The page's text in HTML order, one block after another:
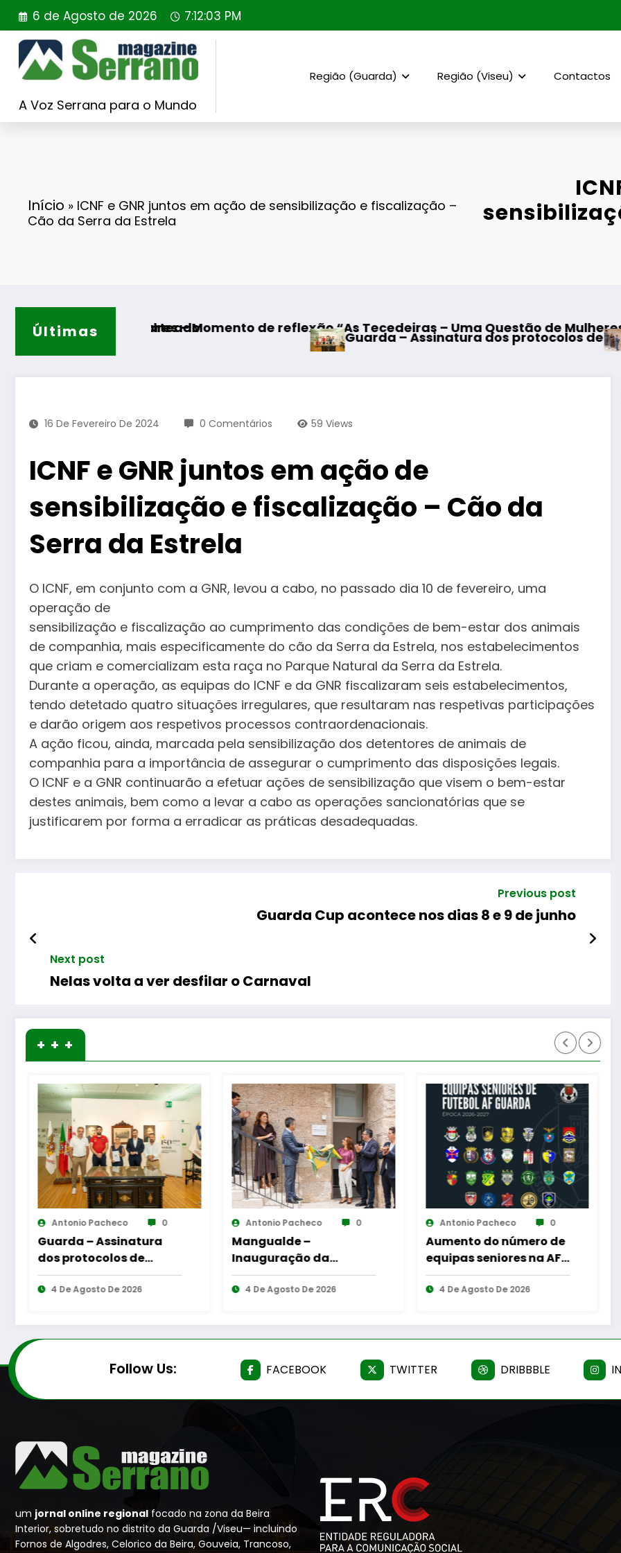
Saltar
para
conteúdo
6 de Agosto de 2026 7:12:04 PM
A Voz Serrana para o Mundo
Região (Guarda) Região (Viseu) Contactos
Início » ICNF e GNR juntos em ação de sensibilização e fiscalização –
Cão da Serra da Estrela
Últimas
sorteado
Algodres – Momento de reflexão “As Tecedeiras – Uma Questão de Mulheres e de Homens”
Guarda – Assinatura dos protocolos de cooperação
Mangualde
16 De Fevereiro De 2024 0 Comentários 59 Views
ICNF e GNR juntos em ação de
sensibilização e fiscalização – Cão da
Serra da Estrela
O ICNF, em conjunto com a GNR, levou a cabo, no passado dia 10 de fevereiro, uma
operação de
sensibilização e fiscalização ao cumprimento das condições de bem-estar dos animais
de companhia, mais especificamente do cão da Serra da Estrela, nos estabelecimentos
que criam e comercializam esta raça no Parque Natural da Serra da Estrela.
Durante a operação, as equipas do ICNF e da GNR fiscalizaram seis estabelecimentos,
tendo detetado quatro situações irregulares, que resultaram nas respetivas participações
e darão origem aos respetivos processos contraordenacionais.
A ação ficou, ainda, marcada pela sensibilização dos detentores de animais de
companhia para a importância de assegurar o cumprimento das disposições legais.
O ICNF e a GNR continuarão a efetuar ações de sensibilização que visem o bem-estar
destes animais, bem como a levar a cabo as operações sancionatórias que se
justificarem por forma a erradicar as práticas desadequadas.
Previous post
Guarda Cup acontece nos dias 8 e 9 de junho
Next post
Nelas volta a ver desfilar o Carnaval
+ + +
Antonio Pacheco
Mangualde –
Inauguração da
Requalificação do
Bairro Municipal
4 De Agosto De 2026
Antonio Pacheco
Aumento do número de
equipas seniores na AF
Guarda
4 De Agosto De 2026
Antonio Pacheco
Guarda desafia
amantes do BTT na
mítica Invernal Cidade
da Guarda
5 De Agosto De 2026
Follow Us: FACEBOOK TWITTER DRIBBBLE
um jornal online regional focado na zona da Beira
Interior, sobretudo no distrito da Guarda /Viseu— incluindo
Fornos de Algodres, Celorico da Beira, Gouveia, Trancoso,